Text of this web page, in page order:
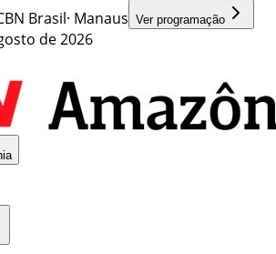
Brasil· Manaus Ver programação
de 2026